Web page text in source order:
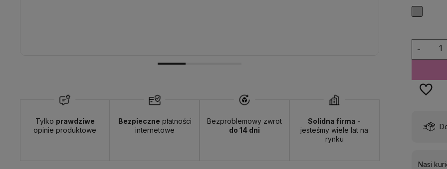
Tylko prawdziwe
opinie produktowe
Bezpieczne płatności
internetowe
Bezproblemowy zwrot
do 14 dni
Solidna firma -
jesteśmy wiele lat na
rynku
-
Wyślemy do Ciebie w: 24 godziny Dostawa: od 13,00 zł - ORLEN Paczka - (punkty odbioru)
Nasi